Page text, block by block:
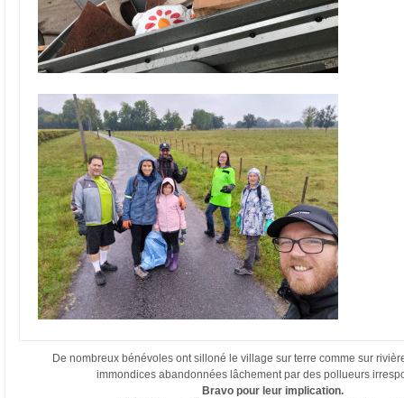
De nombreux bénévoles ont silloné le village sur terre comme sur
immondices abandonnées lâchement par des pollueurs
Bravo pour leur implication.